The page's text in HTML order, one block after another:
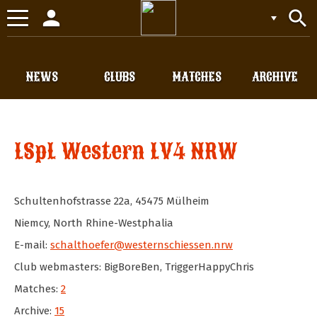
Toggle
navigation
search
person
CLUBS
NEWS MATCHES ARCHIVE
LSpL Western LV4 NRW
Schultenhofstrasse 22a, 45475 Mülheim
Niemcy, North Rhine-Westphalia
E-mail: schalthoefer@westernschiessen.nrw
Club webmasters: BigBoreBen, TriggerHappyChris
Matches: 2
Archive: 15